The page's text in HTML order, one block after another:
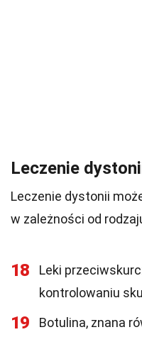
Leczenie
Leczenie dystonii
w zależności od
18
Leki
kontrolowaniu
19
Botulina, znana